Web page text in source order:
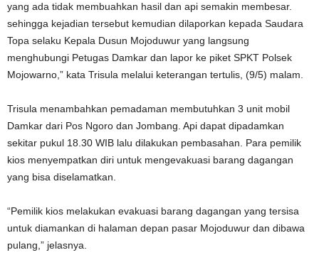
yang ada tidak membuahkan hasil dan api semakin membesar.
sehingga kejadian tersebut kemudian dilaporkan kepada Saudara
Topa selaku Kepala Dusun Mojoduwur yang langsung
menghubungi Petugas Damkar dan lapor ke piket SPKT Polsek
Mojowarno,” kata Trisula melalui keterangan tertulis, (9/5) malam.
Trisula menambahkan pemadaman membutuhkan 3 unit mobil
Damkar dari Pos Ngoro dan Jombang. Api dapat dipadamkan
sekitar pukul 18.30 WIB lalu dilakukan pembasahan. Para pemilik
kios menyempatkan diri untuk mengevakuasi barang dagangan
yang bisa diselamatkan.
“Pemilik kios melakukan evakuasi barang dagangan yang tersisa
untuk diamankan di halaman depan pasar Mojoduwur dan dibawa
pulang,” jelasnya.